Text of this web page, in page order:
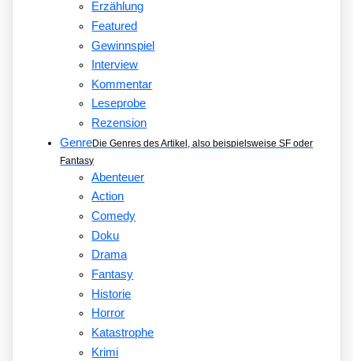
Erzählung
Featured
Gewinnspiel
Interview
Kommentar
Leseprobe
Rezension
GenreDie Genres des Artikel, also beispielsweise SF oder
Fantasy
Abenteuer
Action
Comedy
Doku
Drama
Fantasy
Historie
Horror
Katastrophe
Krimi